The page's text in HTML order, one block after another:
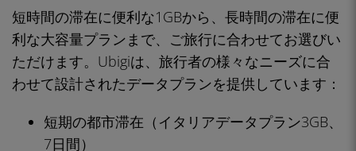
短時間の滞在に便利な1GBから、長時間の滞在に便
利な大容量プランまで、ご旅行に合わせてお選びい
ただけます。Ubigiは、旅行者の様々なニーズに合
わせて設計されたデータプランを提供しています：
短期の都市滞在（イタリアデータプラン3GB、
7日間）